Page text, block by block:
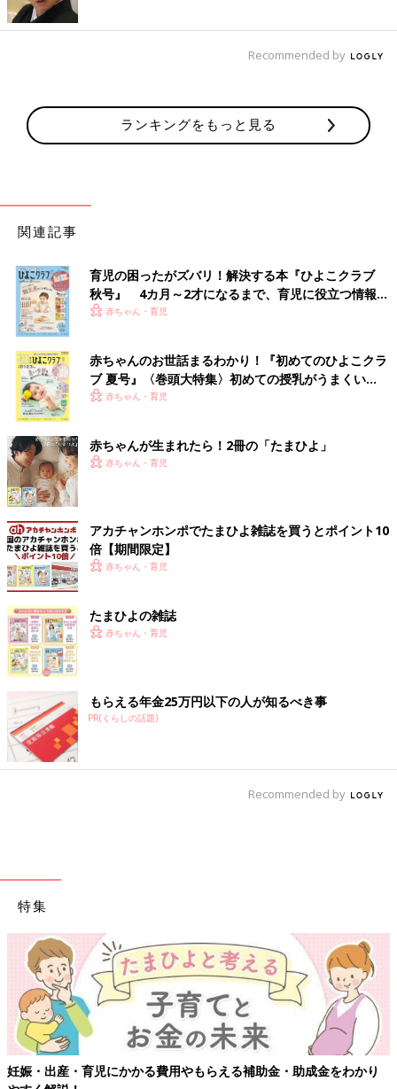
Recommended by
ランキングをもっと見る
関連記事
育児の困ったがズバリ！解決する本『ひよこクラブ
秋号』 4カ月～2才になるまで、育児に役立つ情報が
いっぱい！
赤ちゃん・育児
赤ちゃんのお世話まるわかり！『初めてのひよこクラ
ブ 夏号』〈巻頭大特集〉初めての授乳がうまくい
く！ おっぱい・ミルクの基本と夏のトラブル 解決テ
赤ちゃん・育児
赤ちゃんが生まれたら！2冊の「たまひよ」
赤ちゃん・育児
アカチャンホンポでたまひよ雑誌を買うとポイント10
倍【期間限定】
赤ちゃん・育児
たまひよの雑誌
赤ちゃん・育児
もらえる年金25万円以下の人が知るべき事
PR(くらしの話題)
Recommended by
特集
る補助金・助成金をわかり 【ワクチン接種できるものも】妊婦